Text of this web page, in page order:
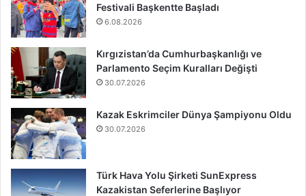
Festivali Başkentte Başladı
6.08.2026
Kırgızistan’da Cumhurbaşkanlığı ve
Parlamento Seçim Kuralları Değişti
30.07.2026
Kazak Eskrimciler Dünya Şampiyonu Oldu
30.07.2026
Türk Hava Yolu Şirketi SunExpress
Kazakistan Seferlerine Başlıyor